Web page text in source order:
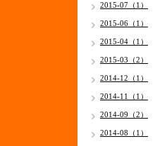
2015-07（1）
2015-06（1）
2015-04（1）
2015-03（2）
2014-12（1）
2014-11（1）
2014-09（2）
2014-08（1）